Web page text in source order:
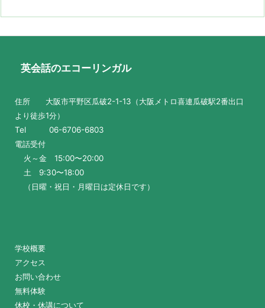
英会話のエコーリンガル
住所 大阪市平野区瓜破2-1-13（大阪メトロ喜連瓜破駅2番出口
より徒歩1分）
Tel 06-6706-6803
電話受付
火～金 15:00〜20:00
土 9:30〜18:00
（日曜・祝日・月曜日は定休日です）
学校概要
アクセス
お問い合わせ
無料体験
休校・休講について